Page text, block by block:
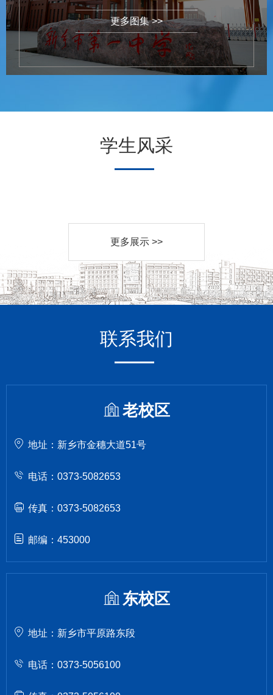
更多图集 >>
学生风采
更多展示 >>
联系我们
老校区
地址：新乡市金穗大道51号
电话：0373-5082653
传真：0373-5082653
邮编：453000
东校区
地址：新乡市平原路东段
电话：0373-5056100